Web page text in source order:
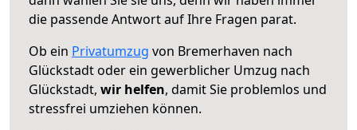
die passende Antwort auf Ihre Fragen parat.
Ob ein Privatumzug von Bremerhaven nach
Glückstadt oder ein gewerblicher Umzug nach
Glückstadt, wir helfen, damit Sie problemlos und
stressfrei umziehen können.